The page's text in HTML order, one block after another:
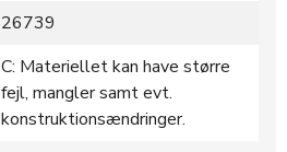
26739
C: Materiellet kan have større
fejl, mangler samt evt.
konstruktionsændringer.